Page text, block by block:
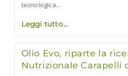
tecnologica...
Leggi tuttoRiparte
Carapelli
onlus
Olio Evo, riparte la
Nutrizionale Carapelli